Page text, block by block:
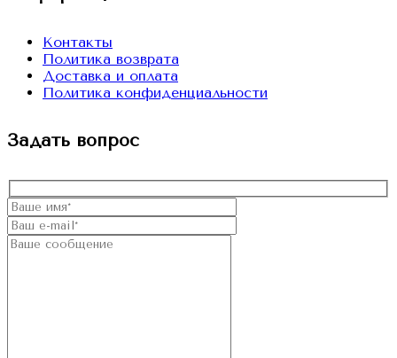
Контакты
Политика возврата
Доставка и оплата
Политика конфиденциальности
Задать вопрос